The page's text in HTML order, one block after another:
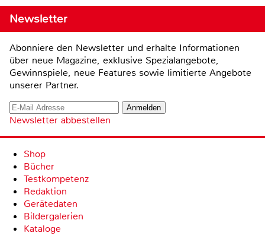
Newsletter
Abonniere den Newsletter und erhalte Informationen
über neue Magazine, exklusive Spezialangebote,
Gewinnspiele, neue Features sowie limitierte Angebote
unserer Partner.
Newsletter abbestellen
Shop
Bücher
Testkompetenz
Redaktion
Gerätedaten
Bildergalerien
Kataloge